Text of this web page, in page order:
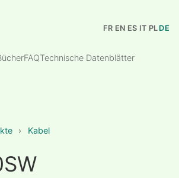
FAQTechnische Datenblätter
FR EN ES IT PL DE
› Kabel